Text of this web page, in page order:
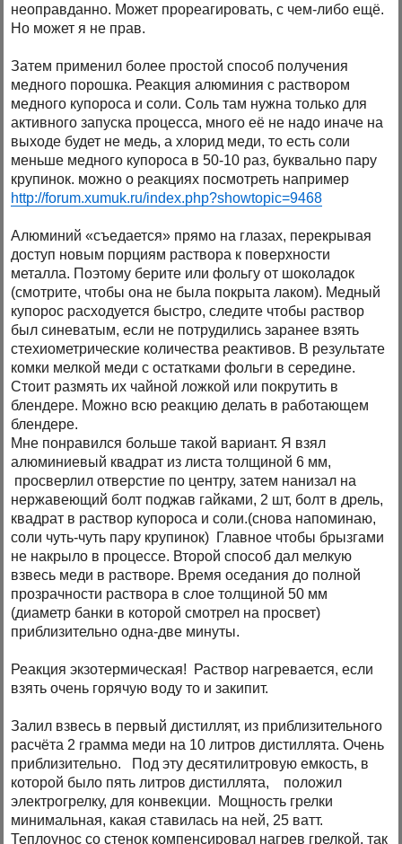
неоправданно. Может прореагировать, с чем-либо ещё.
Но может я не прав.
Затем применил более простой способ получения
медного порошка. Реакция алюминия с раствором
медного купороса и соли. Соль там нужна только для
активного запуска процесса, много её не надо иначе на
выходе будет не медь, а хлорид меди, то есть соли
меньше медного купороса в 50-10 раз, буквально пару
крупинок. можно о реакциях посмотреть например
http://forum.xumuk.ru/index.php?showtopic=9468
Алюминий «съедается» прямо на глазах, перекрывая
доступ новым порциям раствора к поверхности
металла. Поэтому берите или фольгу от шоколадок
(смотрите, чтобы она не была покрыта лаком). Медный
купорос расходуется быстро, следите чтобы раствор
был синеватым, если не потрудились заранее взять
стехиометрические количества реактивов. В результате
комки мелкой меди с остатками фольги в середине.
Стоит размять их чайной ложкой или покрутить в
блендере. Можно всю реакцию делать в работающем
блендере.
Мне понравился больше такой вариант. Я взял
алюминиевый квадрат из листа толщиной 6 мм,
просверлил отверстие по центру, затем нанизал на
нержавеющий болт поджав гайками, 2 шт, болт в дрель,
квадрат в раствор купороса и соли.(снова напоминаю,
соли чуть-чуть пару крупинок) Главное чтобы брызгами
не накрыло в процессе. Второй способ дал мелкую
взвесь меди в растворе. Время оседания до полной
прозрачности раствора в слое толщиной 50 мм
(диаметр банки в которой смотрел на просвет)
приблизительно одна-две минуты.
Реакция экзотермическая! Раствор нагревается, если
взять очень горячую воду то и закипит.
Залил взвесь в первый дистиллят, из приблизительного
расчёта 2 грамма меди на 10 литров дистиллята. Очень
приблизительно. Под эту десятилитровую емкость, в
которой было пять литров дистиллята, положил
электрогрелку, для конвекции. Мощность грелки
минимальная, какая ставилась на ней, 25 ватт.
Теплоунос со стенок компенсировал нагрев грелкой, так